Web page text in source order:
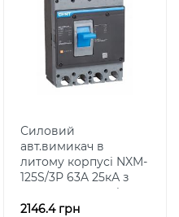
Силовий
авт.вимикач в
литому корпусі NXM-
125S/3Р 63A 25кА з
2146.4 грн